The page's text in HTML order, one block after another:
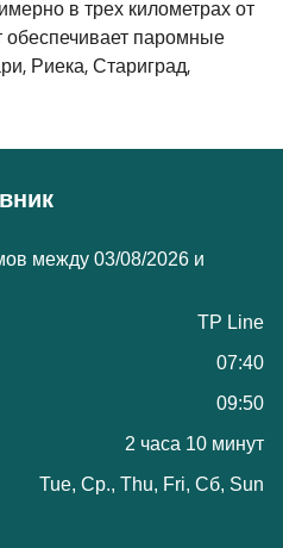
в трех километрах от
обеспечивает паромные
Риека, Стариград,
между 03/08/2026 и
TP Line
07:40
09:50
2 часа 10 минут
Tue, Ср., Thu, Fri, Сб, Sun